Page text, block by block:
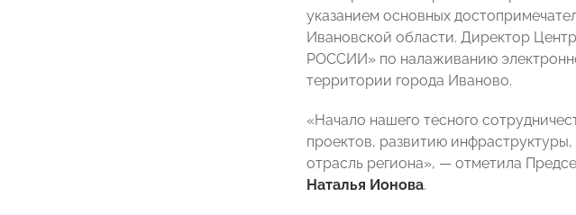
указанием основных
Ивановской области. Директор
РОССИИ» по налаживанию
территории города Иваново.
«Начало нашего тесного
проектов, развитию
отрасль региона», — отметила
Наталья Ионова.